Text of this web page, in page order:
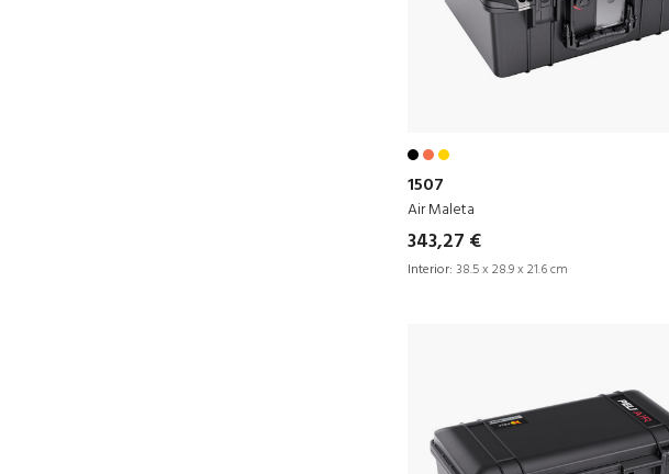
1507
Air Maleta
343,27 €
Interior: 38.5 x 28.9 x 21.6 cm